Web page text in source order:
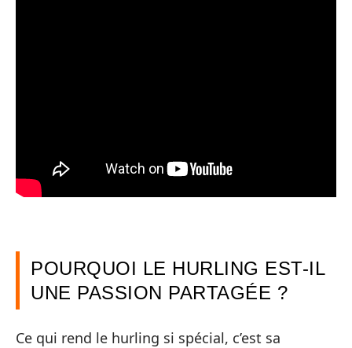
POURQUOI LE HURLING EST-IL
UNE PASSION PARTAGÉE ?
Ce qui rend le hurling si spécial, c’est sa